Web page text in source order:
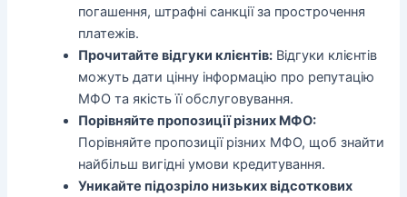
погашення, штрафні санкції за прострочення
платежів.
Прочитайте відгуки клієнтів: Відгуки клієнтів
можуть дати цінну інформацію про репутацію
МФО та якість її обслуговування.
Порівняйте пропозиції різних МФО:
Порівняйте пропозиції різних МФО, щоб знайти
найбільш вигідні умови кредитування.
Уникайте підозріло низьких відсоткових